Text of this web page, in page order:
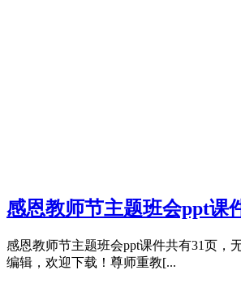
感恩教师节主题班会ppt课
感恩教师节主题班会ppt课件共有31页，
编辑，欢迎下载！尊师重教[...